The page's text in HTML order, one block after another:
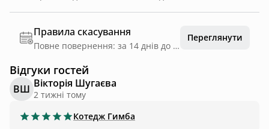
Правила скасування
Повне повернення: за 14 днів до дати заїзду
Переглянути
Відгуки гостей
ВШ Вікторія Шугаєва
2 тижні тому
Котедж Гимба